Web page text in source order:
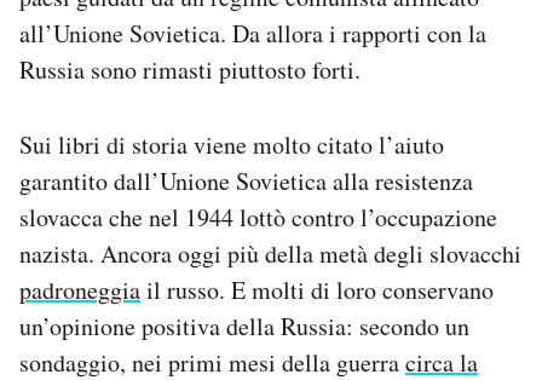
all’Unione Sovietica. Da allora i rapporti con la
Russia sono rimasti piuttosto forti.
Sui libri di storia viene molto citato l’aiuto
garantito dall’Unione Sovietica alla resistenza
slovacca che nel 1944 lottò contro l’occupazione
nazista. Ancora oggi più della metà degli slovacchi
padroneggiail russo. E molti di loro conservano
un’opinione positiva della Russia: secondo un
sondaggio, nei primi mesi della guerracirca la